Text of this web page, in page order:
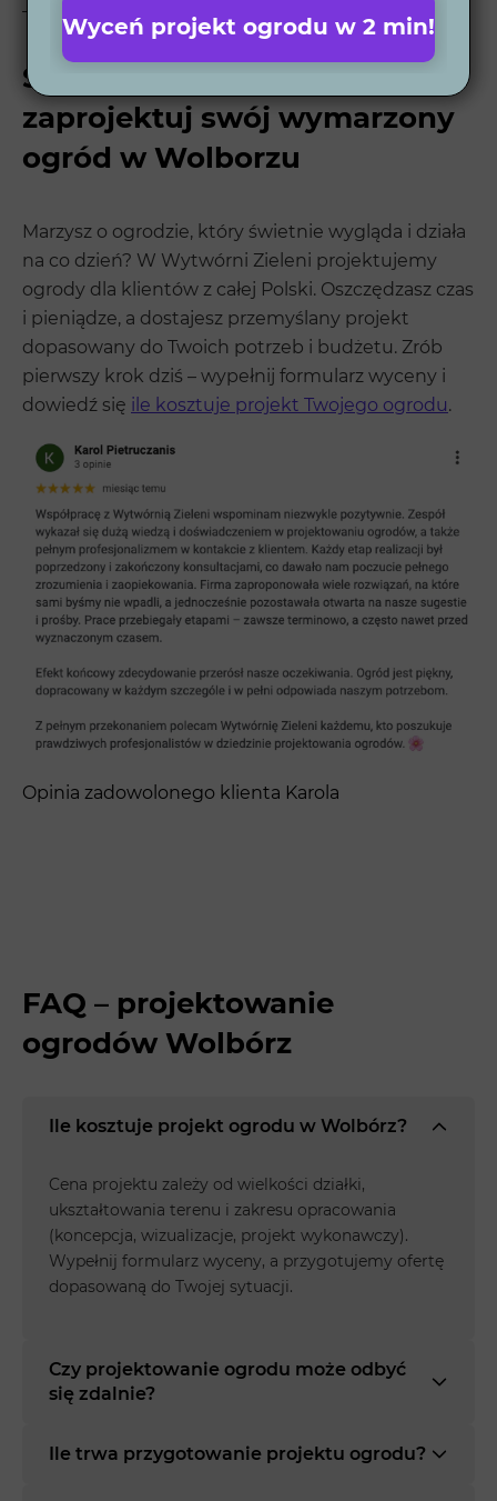
Twoich marzeń.
Skontaktuj się z nami i
zaprojektuj swój wymarzony
ogród w Wolborzu
Marzysz o ogrodzie, który świetnie wygląda i działa
na co dzień? W Wytwórni Zieleni projektujemy
ogrody dla klientów z całej Polski. Oszczędzasz czas
i pieniądze, a dostajesz przemyślany projekt
dopasowany do Twoich potrzeb i budżetu. Zrób
pierwszy krok dziś – wypełnij formularz wyceny i
dowiedź się ile kosztuje projekt Twojego ogrodu.
Opinia zadowolonego klienta Karola
FAQ – projektowanie
ogrodów Wolbórz
Ile kosztuje projekt ogrodu w Wolbórz?
Cena projektu zależy od wielkości działki,
ukształtowania terenu i zakresu opracowania
(koncepcja, wizualizacje, projekt wykonawczy).
Wypełnij formularz wyceny, a przygotujemy ofertę
dopasowaną do Twojej sytuacji.
Czy projektowanie ogrodu może odbyć
się zdalnie?
Ile trwa przygotowanie projektu ogrodu?
Wyceń projekt ogrodu w 2 min!